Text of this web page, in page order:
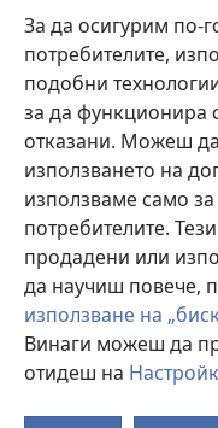
За да осигурим по-
потребителите,
подобни
за да функционира
отказани. Можеш
използването на
използваме само
потребителите.
продадени или
да научиш повече,
използване на
Винаги можеш да
отидеш на
нов
прозорец)ОНЛАЙН
(отваря
нов
прозорец)
JW Hub
(отваря
нов
прозорец)JW Library
Watchtower Library ®
Copyright© 2026 Watch
УСЛОВИЯ ЗА ПОЛЗВАНЕ